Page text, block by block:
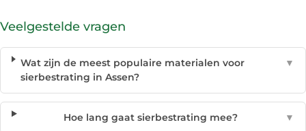
Veelgestelde vragen
Wat zijn de meest populaire materialen voor
sierbestrating in Assen?
▼
Hoe lang gaat sierbestrating mee? ▼